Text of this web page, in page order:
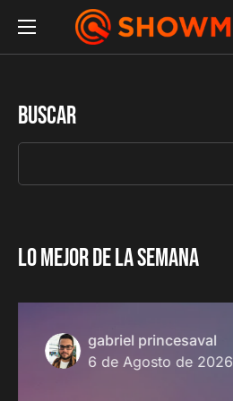
Buscar
LO MEJOR DE LA SEMANA
gabriel princesaval
6 de Agosto de 2026